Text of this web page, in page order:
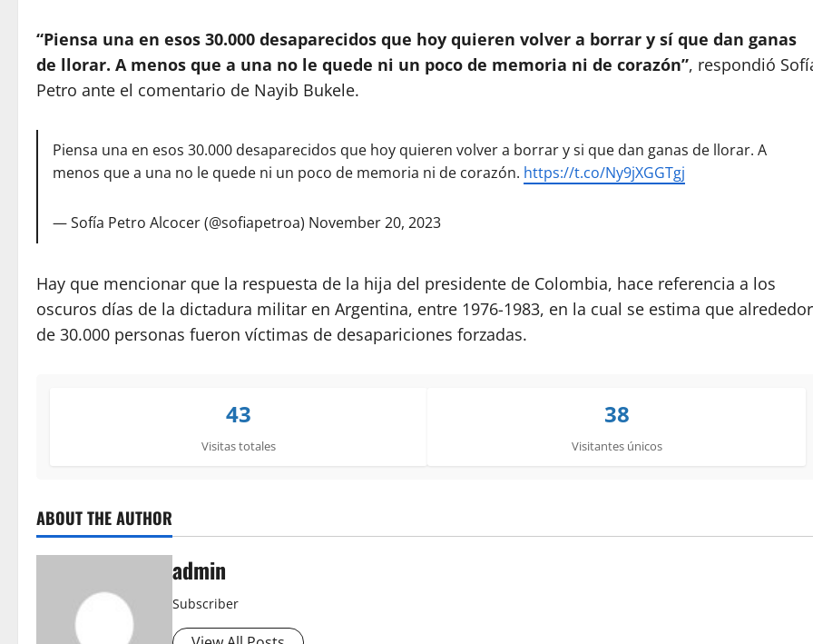
“Piensa una en esos 30.000 desaparecidos que hoy quieren volver a borrar y sí que dan ganas
de llorar. A menos que a una no le quede ni un poco de memoria ni de corazón”, respondió
Petro ante el comentario de Nayib Bukele.
Piensa una en esos 30.000 desaparecidos que hoy quieren volver a borrar y si que dan ganas de llorar. A
menos que a una no le quede ni un poco de memoria ni de corazón. https://t.co/Ny9jXGGTgj
— Sofía Petro Alcocer (@sofiapetroa) November 20, 2023
Hay que mencionar que la respuesta de la hija del presidente de Colombia, hace referencia a los
oscuros días de la dictadura militar en Argentina, entre 1976-1983, en la cual se estima que alrededor
de 30.000 personas fueron víctimas de desapariciones forzadas.
43
Visitas totales
38
Visitantes únicos
ABOUT THE AUTHOR
admin
Subscriber